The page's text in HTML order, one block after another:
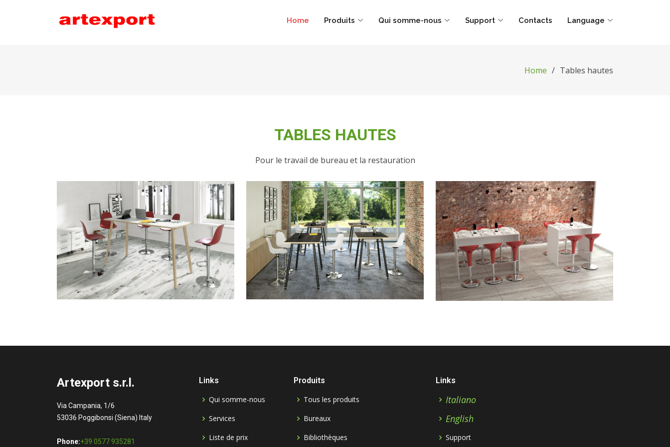
Home Produits Qui somme-nous Support Contacts Language
Home Tables hautes
TABLES HAUTES
Pour le travail de bureau et la restauration
Artexport s.r.l.
Via Campania, 1/6
53036 Poggibonsi (Siena) Italy
Phone:+39 0577 935281
Links
Qui somme-nous
Services
Liste de prix
Produits
Tous les produits
Bureaux
Bibliothèques
Links
Italiano
English
Support